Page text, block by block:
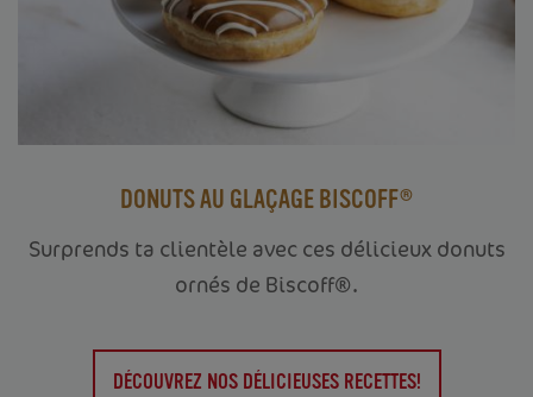
VOTRE ENTREPRISE
DONUTS AU GLAÇAGE BISCOFF®
Surprends ta clientèle avec ces délicieux donuts
ornés de Biscoff®.
DÉCOUVREZ NOS DÉLICIEUSES RECETTES!